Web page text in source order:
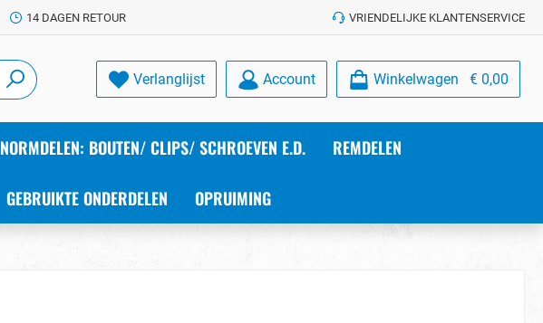
14 DAGEN RETOUR VRIENDELIJKE KLANTENSERVICE
Verlanglijst Account Winkelwagen € 0,00
NORMDELEN: BOUTEN/ CLIPS/ SCHROEVEN E.D. REMDELEN
GEBRUIKTE ONDERDELEN OPRUIMING